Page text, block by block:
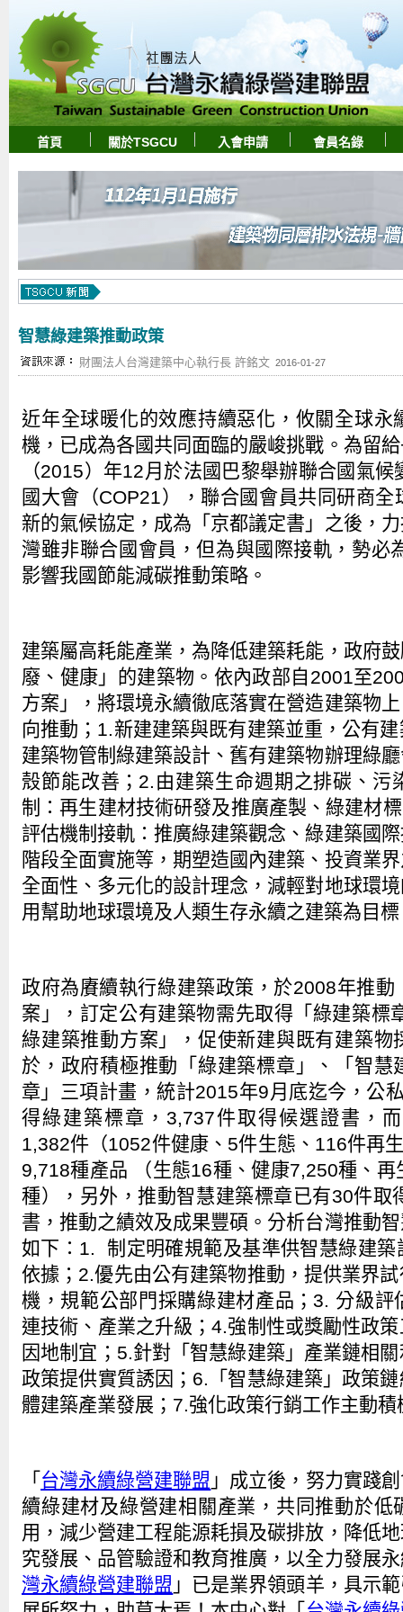
首頁 關於TSGCU 入會申請 會員名錄
智慧綠建築推動政策
財團法人台灣建築中心執行長 許銘文 2016-01-27
近年全球暖化的效應持續惡化，攸關全球永
機，已成為各國共同面臨的嚴峻挑戰。為留
（2015）年12月於法國巴黎舉辦聯合國氣
國大會（COP21），聯合國會員共同研商
新的氣候協定，成為「京都議定書」之後，
灣雖非聯合國會員，但為與國際接軌，勢必
影響我國節能減碳推動策略。
建築屬高耗能產業，為降低建築耗能，政府
廢、健康」的建築物。依內政部自2001至
方案」，將環境永續徹底落實在營造建築物
向推動；1.新建建築與既有建築並重，公有
建築物管制綠建築設計、舊有建築物辦理綠
殼節能改善；2.由建築生命週期之排碳、污
制：再生建材技術研發及推廣產製、綠建材
評估機制接軌：推廣綠建築觀念、綠建築國
階段全面實施等，期塑造國內建築、投資業
全面性、多元化的設計理念，減輕對地球環
用幫助地球環境及人類生存永續之建築為目
政府為賡續執行綠建築政策，於2008年推
案」，訂定公有建築物需先取得「綠建築標
綠建築推動方案」，促使新建與既有建築物
於，政府積極推動「綠建築標章」、「智慧
章」三項計畫，統計2015年9月底迄今，公
得綠建築標章，3,737件取得候選證書，
1,382件（1052件健康、5件生態、116件再
9,718種產品 （生態16種、健康7,250種、
種），另外，推動智慧建築標章已有30件取
書，推動之績效及成果豐碩。分析台灣推動
如下：1. 制定明確規範及基準供智慧綠建築
依據；2.優先由公有建築物推動，提供業界
機，規範公部門採購綠建材產品；3. 分級評
連技術、產業之升級；4.強制性或獎勵性政
因地制宜；5.針對「智慧綠建築」產業鏈相
政策提供實質誘因；6.「智慧綠建築」政策
體建築產業發展；7.強化政策行銷工作主動積
「 台灣永續綠營建聯盟 」成立後，努力實踐
續綠建材及綠營建相關產業，共同推動於低
用，減少營建工程能源耗損及碳排放，降低
究發展、品管驗證和教育推廣，以全力發展
灣永續綠營建聯盟 」已是業界領頭羊，具示